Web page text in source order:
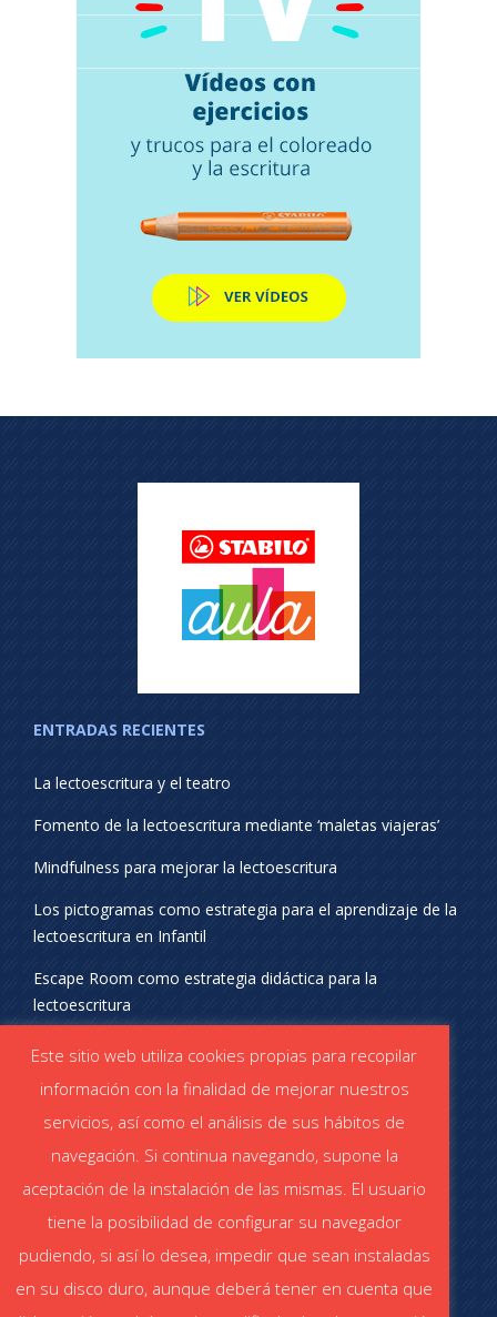
ENTRADAS RECIENTES
La lectoescritura y el teatro
Fomento de la lectoescritura mediante ‘maletas viajeras’
Mindfulness para mejorar la lectoescritura
Los pictogramas como estrategia para el aprendizaje de la
lectoescritura en Infantil
Escape Room como estrategia didáctica para la
lectoescritura
¡SÍGUENOS EN REDES SOCIALES!
Catálogo STABILO (PDF) Catálogo ESCOLAR (PDF)
Este sitio web utiliza cookies propias para recopilar
información con la finalidad de mejorar nuestros
servicios, así como el análisis de sus hábitos de
navegación. Si continua navegando, supone la
aceptación de la instalación de las mismas. El usuario
tiene la posibilidad de configurar su navegador
pudiendo, si así lo desea, impedir que sean instaladas
en su disco duro, aunque deberá tener en cuenta que